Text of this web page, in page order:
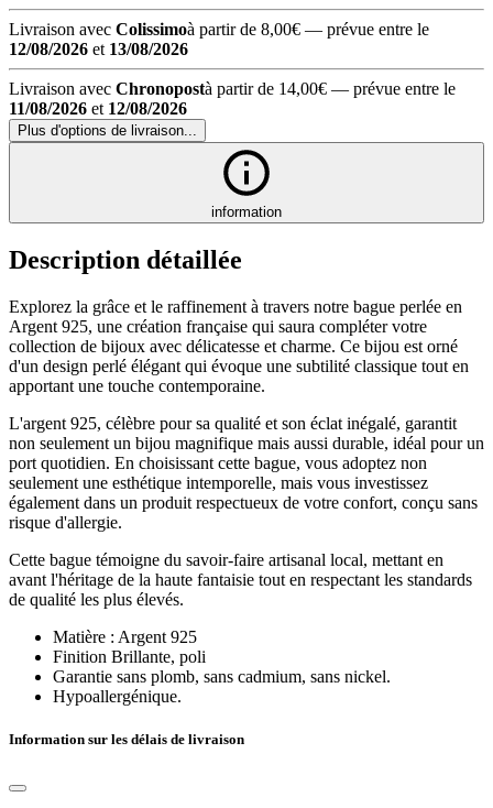
Livraison avec Colissimoà partir de 8,00€ — prévue entre le
12/08/2026 et 13/08/2026
Livraison avec Chronopostà partir de 14,00€ — prévue entre le
11/08/2026 et 12/08/2026
Plus d'options de livraison...
information
Description détaillée
Explorez la grâce et le raffinement à travers notre bague perlée en
Argent 925, une création française qui saura compléter votre
collection de bijoux avec délicatesse et charme. Ce bijou est orné
d'un design perlé élégant qui évoque une subtilité classique tout en
apportant une touche contemporaine.
L'argent 925, célèbre pour sa qualité et son éclat inégalé, garantit
non seulement un bijou magnifique mais aussi durable, idéal pour un
port quotidien. En choisissant cette bague, vous adoptez non
seulement une esthétique intemporelle, mais vous investissez
également dans un produit respectueux de votre confort, conçu sans
risque d'allergie.
Cette bague témoigne du savoir-faire artisanal local, mettant en
avant l'héritage de la haute fantaisie tout en respectant les standards
de qualité les plus élevés.
Matière : Argent 925
Finition Brillante, poli
Garantie sans plomb, sans cadmium, sans nickel.
Hypoallergénique.
Information sur les délais de livraison